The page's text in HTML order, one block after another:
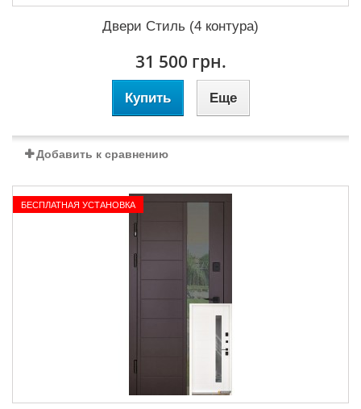
Двери Стиль (4 контура)
31 500 грн.
Купить Еще
Добавить к сравнению
БЕСПЛАТНАЯ УСТАНОВКА